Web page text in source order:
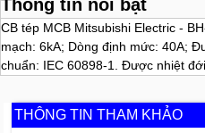
Thông tin nổi bật
CB tép MCB Mitsubishi Electric -
mạch: 6kA; Dòng định mức: 40A;
chuẩn: IEC 60898-1. Được nhiệt
THÔNG TIN THAM KHẢO